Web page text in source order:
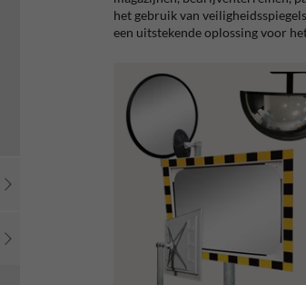
het gebruik van
een uitstekende oplossing voor